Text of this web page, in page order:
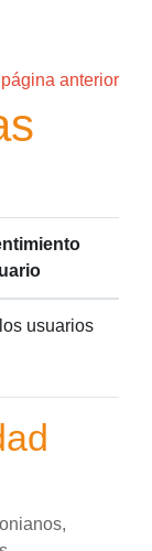
anterior
usuarios